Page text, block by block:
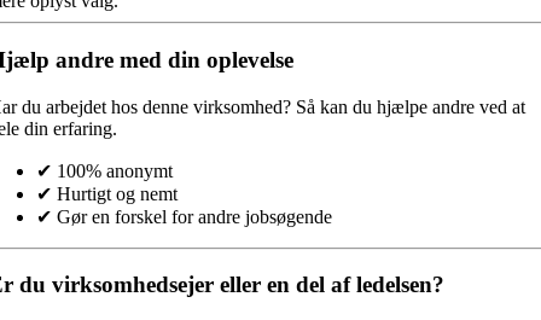
andre med din oplevelse
du arbejdet hos denne virksomhed? Så kan du hjælpe andre ved at
din erfaring.
✔ 100% anonymt
✔ Hurtigt og nemt
✔ Gør en forskel for andre jobsøgende
du virksomhedsejer eller en del af ledelsen?